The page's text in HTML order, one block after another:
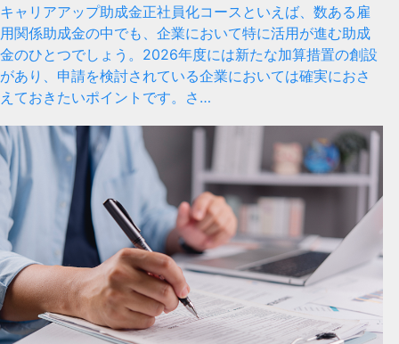
キャリアアップ助成金正社員化コースといえば、数ある雇
用関係助成金の中でも、企業において特に活用が進む助成
金のひとつでしょう。2026年度には新たな加算措置の創設
があり、申請を検討されている企業においては確実におさ
えておきたいポイントです。さ…